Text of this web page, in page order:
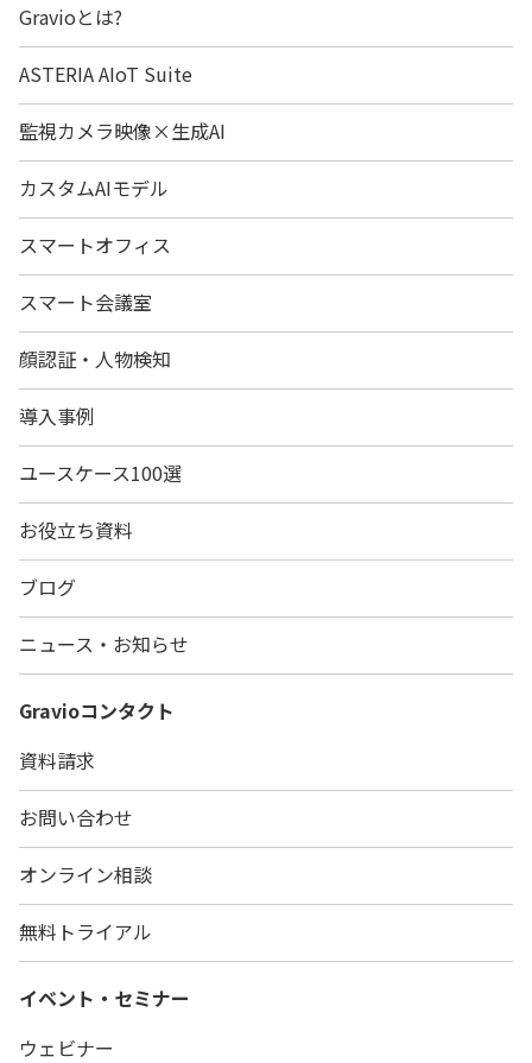
Gravioとは?
ASTERIA AIoT Suite
監視カメラ映像×生成AI
カスタムAIモデル
スマートオフィス
スマート会議室
顔認証・人物検知
導入事例
ユースケース100選
お役立ち資料
ブログ
ニュース・お知らせ
Gravioコンタクト
資料請求
お問い合わせ
オンライン相談
無料トライアル
イベント・セミナー
ウェビナー